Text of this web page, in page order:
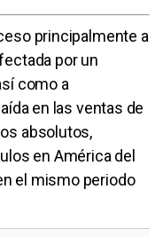
principalmente a
por un
como a
en las ventas de
absolutos,
en América del
el mismo periodo